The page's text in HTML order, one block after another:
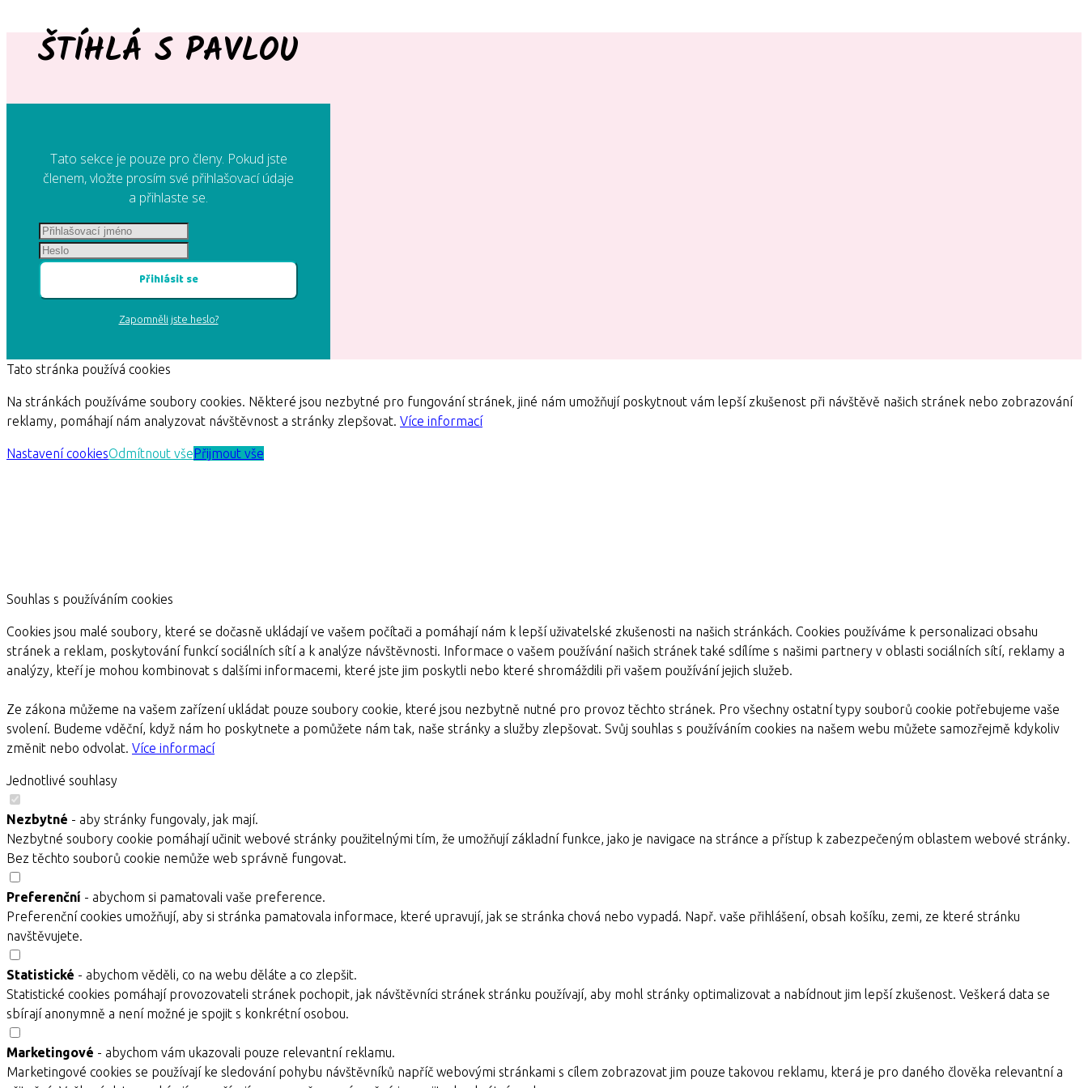
ŠTÍHLÁ S PAVLOU
Tato sekce je pouze pro členy. Pokud jste
členem, vložte prosím své přihlašovací údaje
a přihlaste se.
Přihlásit se
Zapomněli jste heslo?
Tato stránka používá cookies
Na stránkách používáme soubory cookies. Některé jsou nezbytné pro fungování stránek, jiné nám umožňují poskytnout vám lepší zkušenost při návštěvě našich stránek nebo zobrazování
reklamy, pomáhají nám analyzovat návštěvnost a stránky zlepšovat. Více informací
Nastavení cookiesOdmítnout všePřijmout vše
Souhlas s používáním cookies
Cookies jsou malé soubory, které se dočasně ukládají ve vašem počítači a pomáhají nám k lepší uživatelské zkušenosti na našich stránkách. Cookies používáme k personalizaci obsahu
stránek a reklam, poskytování funkcí sociálních sítí a k analýze návštěvnosti. Informace o vašem používání našich stránek také sdílíme s našimi partnery v oblasti sociálních sítí, reklamy a
analýzy, kteří je mohou kombinovat s dalšími informacemi, které jste jim poskytli nebo které shromáždili při vašem používání jejich služeb.
Ze zákona můžeme na vašem zařízení ukládat pouze soubory cookie, které jsou nezbytně nutné pro provoz těchto stránek. Pro všechny ostatní typy souborů cookie potřebujeme vaše
svolení. Budeme vděční, když nám ho poskytnete a pomůžete nám tak, naše stránky a služby zlepšovat. Svůj souhlas s používáním cookies na našem webu můžete samozřejmě kdykoliv
změnit nebo odvolat. Více informací
Jednotlivé souhlasy
Nezbytné - aby stránky fungovaly, jak mají.
Nezbytné soubory cookie pomáhají učinit webové stránky použitelnými tím, že umožňují základní funkce, jako je navigace na stránce a přístup k zabezpečeným oblastem webové stránky.
Bez těchto souborů cookie nemůže web správně fungovat.
Preferenční - abychom si pamatovali vaše preference.
Preferenční cookies umožňují, aby si stránka pamatovala informace, které upravují, jak se stránka chová nebo vypadá. Např. vaše přihlášení, obsah košíku, zemi, ze které stránku
navštěvujete.
Statistické - abychom věděli, co na webu děláte a co zlepšit.
Statistické cookies pomáhají provozovateli stránek pochopit, jak návštěvníci stránek stránku používají, aby mohl stránky optimalizovat a nabídnout jim lepší zkušenost. Veškerá data se
sbírají anonymně a není možné je spojit s konkrétní osobou.
Marketingové - abychom vám ukazovali pouze relevantní reklamu.
Marketingové cookies se používají ke sledování pohybu návštěvníků napříč webovými stránkami s cílem zobrazovat jim pouze takovou reklamu, která je pro daného člověka relevantní a